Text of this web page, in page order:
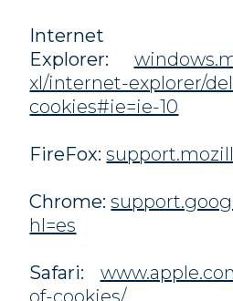
Internet
Explorer:
xl/internet-explorer/
cookies#ie=ie-10
FireFox:
Chrome:
hl=es
Safari:
of-cookies/